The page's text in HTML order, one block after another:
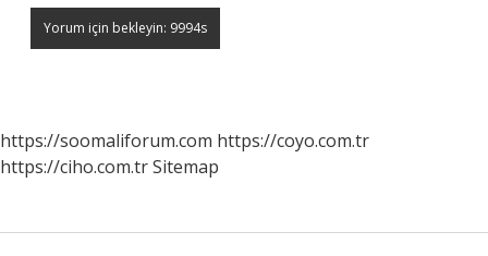
https://soomaliforum.com https://coyo.com.tr
https://ciho.com.trSitemap